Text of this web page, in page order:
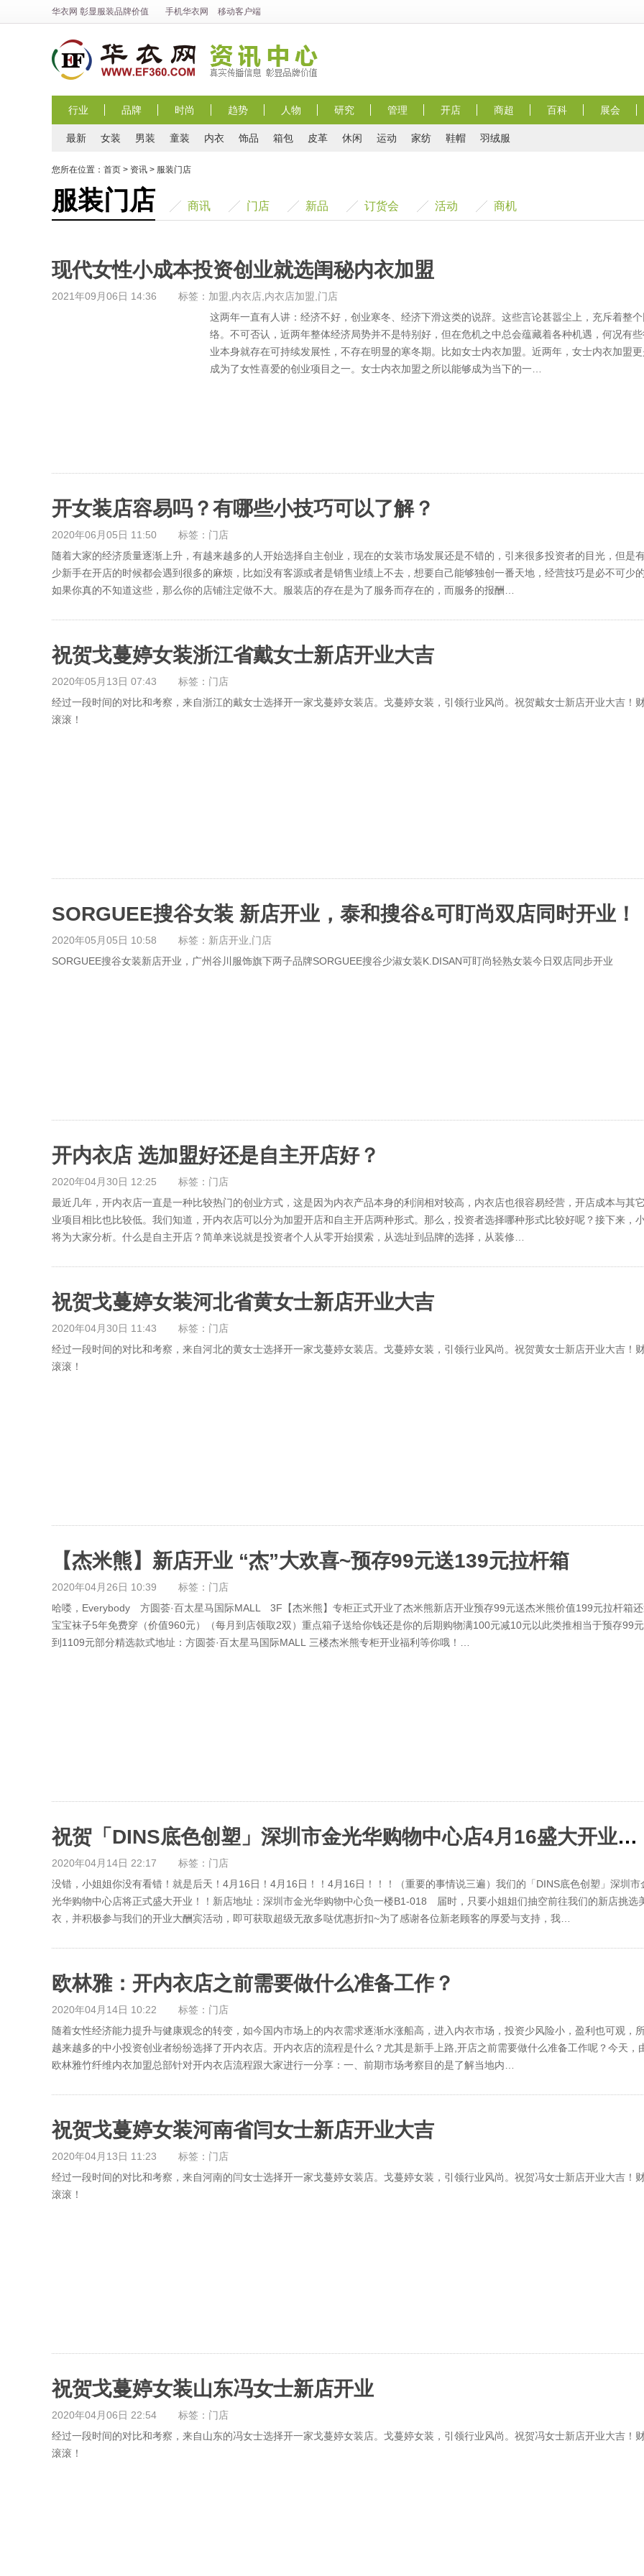
华衣网 彰显服装品牌价值 手机华衣网 移动客户端
行业 品牌 时尚 趋势 人物 研究 管理 开店 商超 百科 展会
最新 女装 男装 童装 内衣 饰品 箱包 皮革 休闲 运动 家纺 鞋帽 羽绒服
您所在位置： 首页 > 资讯 > 服装门店
服装门店 商讯 门店 新品 订货会 活动 商机
现代女性小成本投资创业就选闺秘内衣加盟
2021年09月06日 14:36
标签：加盟,内衣店,内衣店加盟,门店
这两年一直有人讲：经济不好，创业寒冬、经济下滑这类的说辞。这些言论甚嚣尘上，充斥着整
络。不可否认，近两年整体经济局势并不是特别好，但在危机之中总会蕴藏着各种机遇，何况有
业本身就存在可持续发展性，不存在明显的寒冬期。比如女士内衣加盟。近两年，女士内衣加盟
成为了女性喜爱的创业项目之一。女士内衣加盟之所以能够成为当下的一…
开女装店容易吗？有哪些小技巧可以了解？
2020年06月05日 11:50
标签：门店
随着大家的经济质量逐渐上升，有越来越多的人开始选择自主创业，现在的女装市场发展还是不错的，引来很多投资者的目光，但是
少新手在开店的时候都会遇到很多的麻烦，比如没有客源或者是销售业绩上不去，想要自己能够独创一番天地，经营技巧是必不可少
如果你真的不知道这些，那么你的店铺注定做不大。服装店的存在是为了服务而存在的，而服务的报酬…
祝贺戈蔓婷女装浙江省戴女士新店开业大吉
2020年05月13日 07:43
标签：门店
经过一段时间的对比和考察，来自浙江的戴女士选择开一家戈蔓婷女装店。戈蔓婷女装，引领行业风尚。祝贺戴女士新店开业大吉！
滚滚！
SORGUEE搜谷女装 新店开业，泰和搜谷&可盯尚双店同时开业！
2020年05月05日 10:58
标签：新店开业,门店
SORGUEE搜谷女装新店开业，广州谷川服饰旗下两子品牌SORGUEE搜谷少淑女装K.DISAN可盯尚轻熟女装今日双店同步开业
开内衣店 选加盟好还是自主开店好？
2020年04月30日 12:25
标签：门店
最近几年，开内衣店一直是一种比较热门的创业方式，这是因为内衣产品本身的利润相对较高，内衣店也很容易经营，开店成本与其
业项目相比也比较低。我们知道，开内衣店可以分为加盟开店和自主开店两种形式。那么，投资者选择哪种形式比较好呢？接下来，
将为大家分析。什么是自主开店？简单来说就是投资者个人从零开始摸索，从选址到品牌的选择，从装修…
祝贺戈蔓婷女装河北省黄女士新店开业大吉
2020年04月30日 11:43
标签：门店
经过一段时间的对比和考察，来自河北的黄女士选择开一家戈蔓婷女装店。戈蔓婷女装，引领行业风尚。祝贺黄女士新店开业大吉！
滚滚！
【杰米熊】新店开业 “杰”大欢喜~预存99元送139元拉杆箱
2020年04月26日 10:39
标签：门店
哈喽，Everybody 方圆荟·百太星马国际MALL 3F【杰米熊】专柜正式开业了杰米熊新店开业预存99元送杰米熊价值199元拉杆箱
宝宝袜子5年免费穿（价值960元）（每月到店领取2双）重点箱子送给你钱还是你的后期购物满100元减10元以此类推相当于预存99
到1109元部分精选款式地址：方圆荟·百太星马国际MALL 三楼杰米熊专柜开业福利等你哦！…
祝贺「DINS底色创塑」深圳市金光华购物中心店4月16盛大开业！！
2020年04月14日 22:17
标签：门店
没错，小姐姐你没有看错！就是后天！4月16日！4月16日！！4月16日！！！（重要的事情说三遍）我们的「DINS底色创塑」深圳市
光华购物中心店将正式盛大开业！！新店地址：深圳市金光华购物中心负一楼B1-018 届时，只要小姐姐们抽空前往我们的新店挑选
衣，并积极参与我们的开业大酬宾活动，即可获取超级无敌多哒优惠折扣~为了感谢各位新老顾客的厚爱与支持，我…
欧林雅：开内衣店之前需要做什么准备工作？
2020年04月14日 10:22
标签：门店
随着女性经济能力提升与健康观念的转变，如今国内市场上的内衣需求逐渐水涨船高，进入内衣市场，投资少风险小，盈利也可观，
越来越多的中小投资创业者纷纷选择了开内衣店。开内衣店的流程是什么？尤其是新手上路,开店之前需要做什么准备工作呢？今天，
欧林雅竹纤维内衣加盟总部针对开内衣店流程跟大家进行一分享：一、前期市场考察目的是了解当地内…
祝贺戈蔓婷女装河南省闫女士新店开业大吉
2020年04月13日 11:23
标签：门店
经过一段时间的对比和考察，来自河南的闫女士选择开一家戈蔓婷女装店。戈蔓婷女装，引领行业风尚。祝贺冯女士新店开业大吉！
滚滚！
祝贺戈蔓婷女装山东冯女士新店开业
2020年04月06日 22:54
标签：门店
经过一段时间的对比和考察，来自山东的冯女士选择开一家戈蔓婷女装店。戈蔓婷女装，引领行业风尚。祝贺冯女士新店开业大吉！
滚滚！